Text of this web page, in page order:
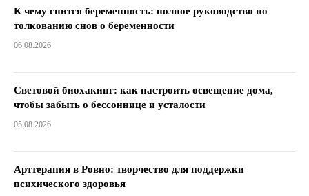
К чему снится беременность: полное руководство по
толкованию снов о беременности
06.08.2026
Световой биохакинг: как настроить освещение дома,
чтобы забыть о бессоннице и усталости
05.08.2026
Арттерапия в Ровно: творчество для поддержки
психического здоровья